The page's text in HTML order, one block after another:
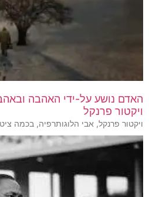
האדם נושע על-ידי האהבה
ויקטור פרנקל
ויקטור פרנקל, אבי הלוגותרפיה, בכמה